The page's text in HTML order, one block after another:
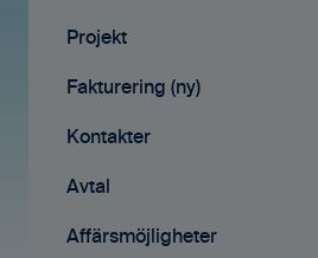
Projekt
Fakturering (ny)
Kontakter
Avtal
Affärsmöjligheter